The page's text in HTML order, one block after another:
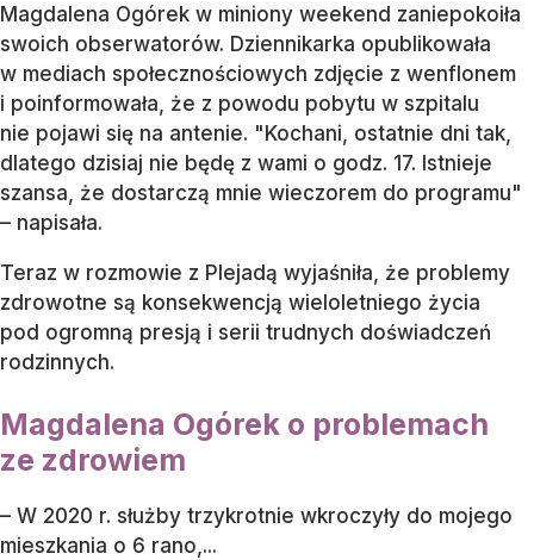
Magdalena Ogórek w miniony weekend zaniepokoiła
swoich obserwatorów. Dziennikarka opublikowała
w mediach społecznościowych zdjęcie z wenflonem
i poinformowała, że z powodu pobytu w szpitalu
nie pojawi się na antenie. "Kochani, ostatnie dni tak,
dlatego dzisiaj nie będę z wami o godz. 17. Istnieje
szansa, że dostarczą mnie wieczorem do programu"
– napisała.
Teraz w rozmowie z Plejadą wyjaśniła, że problemy
zdrowotne są konsekwencją wieloletniego życia
pod ogromną presją i serii trudnych doświadczeń
rodzinnych.
Magdalena Ogórek o problemach
ze zdrowiem
– W 2020 r. służby trzykrotnie wkroczyły do mojego
mieszkania o 6 rano,...